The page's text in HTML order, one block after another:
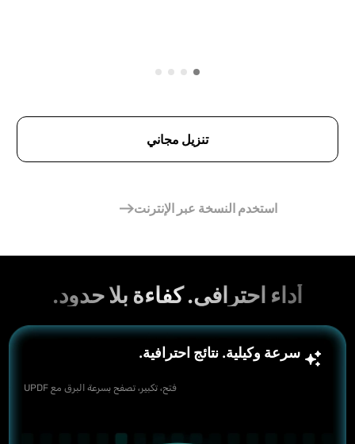
تنزيل مجاني
استخدم النسخة عبر الإنترنت
أداء احترافي. كفاءة بلا حدود.
سرعة وكيلية. نتائج احترافية.
فتح، تكبير، تصفح بسرعة البرق مع UPDF